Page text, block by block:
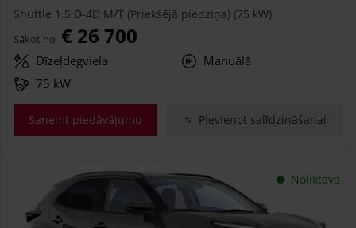
Shuttle 1.5 D-4D M/T (Priekšējā piedziņa) (75 kW)
Sākot no € 26 700
Dīzeļdegviela
Manuālā
75 kW
Saņemt piedāvājumu Pievienot salīdzināšanai
Noliktavā